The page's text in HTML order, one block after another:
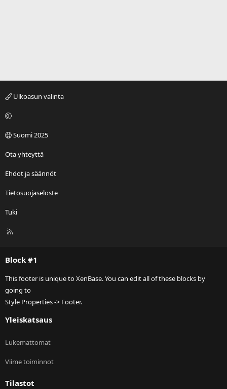
Ulkoasun valinta
Suomi 2025
Ota yhteyttä
Ehdot ja säännöt
Tietosuojaseloste
Tuki
R
Block #1
This footer is unique to XenBase. You can edit all of these blocks by
going to
Style Properties -> Footer.
Yleiskatsaus
Lukemattomat
Viime toiminnot
Tilastot